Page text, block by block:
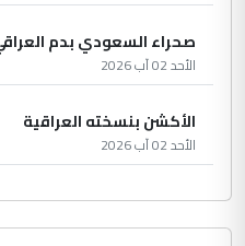
صحراء السعودي بدم
الأحد 02 آب 2026
الأكشن بنسخته العراقية
الأحد 02 آب 2026